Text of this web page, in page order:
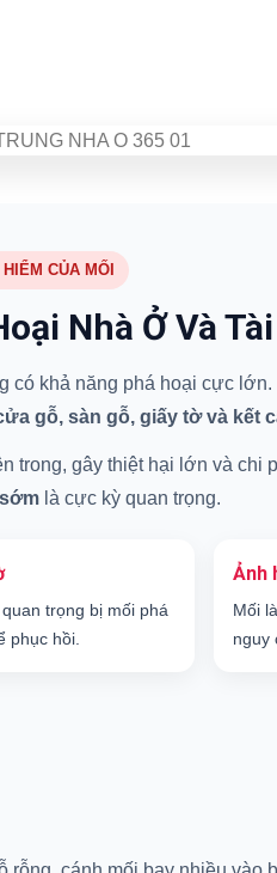
HIỂM CỦA MỐI
Nhà Ở Và
có khả năng phá hoại cực
gỗ, sàn gỗ, giấy tờ và kết
trong, gây thiệt hại lớn và chi
là cực kỳ quan trọng.
trọng bị mối phá
phục hồi.
Ảnh
Mối
nguy